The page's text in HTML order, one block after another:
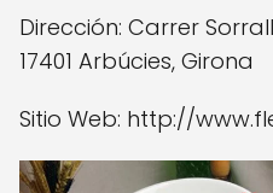
Dirección: Carrer
17401 Arbúcies, Girona
Sitio Web: http://